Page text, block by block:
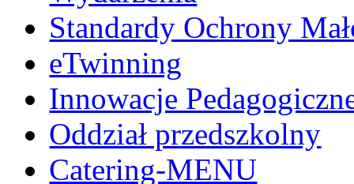
Standardy Ochrony
eTwinning
Innowacje
Oddział przedszkolny
Catering-MENU